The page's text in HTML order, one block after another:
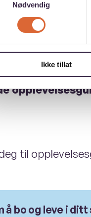
Nødvendig
Ikke tillat
du elsker og
og
til
å bo og leve i